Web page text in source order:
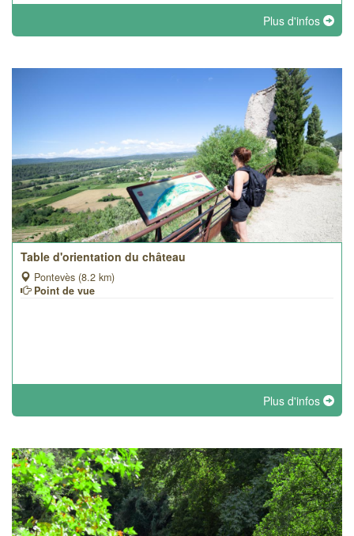
Plus d'infos
Table d'orientation du château
Pontevès (8.2 km)
Point de vue
Plus d'infos